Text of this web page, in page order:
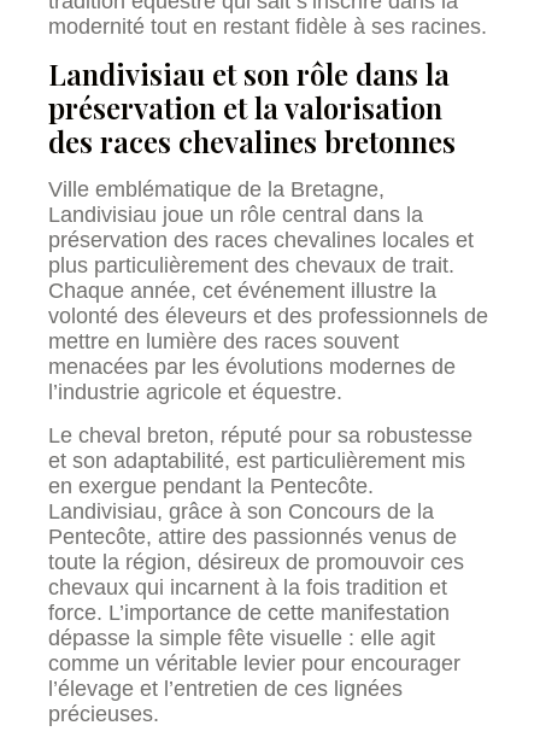
modernité tout en restant fidèle à ses racines.
Landivisiau et son rôle dans la
préservation et la valorisation
des races chevalines bretonnes
Ville emblématique de la Bretagne,
Landivisiau joue un rôle central dans la
préservation des races chevalines locales et
plus particulièrement des chevaux de trait.
Chaque année, cet événement illustre la
volonté des éleveurs et des professionnels de
mettre en lumière des races souvent
menacées par les évolutions modernes de
l’industrie agricole et équestre.
Le cheval breton, réputé pour sa robustesse
et son adaptabilité, est particulièrement mis
en exergue pendant la Pentecôte.
Landivisiau, grâce à son Concours de la
Pentecôte, attire des passionnés venus de
toute la région, désireux de promouvoir ces
chevaux qui incarnent à la fois tradition et
force. L’importance de cette manifestation
dépasse la simple fête visuelle : elle agit
comme un véritable levier pour encourager
l’élevage et l’entretien de ces lignées
précieuses.